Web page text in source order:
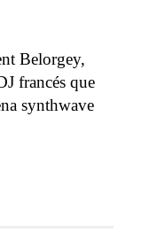
Belorgey,
francés que
synthwave